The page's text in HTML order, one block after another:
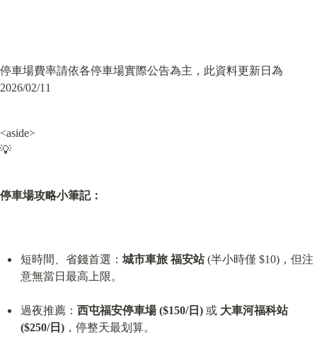
停車場費率請依各停車場實際公告為主，此資料更新日為
2026/02/11
<aside>
💡
停車場攻略小筆記：
短時間、省錢首選： 城市車旅 福安站 (半小時僅 $10)，但注
意無當日最高上限。
過夜推薦： 西屯福安停車場 ($150/日) 或 大車河福科站
($250/日)，停整天最划算。